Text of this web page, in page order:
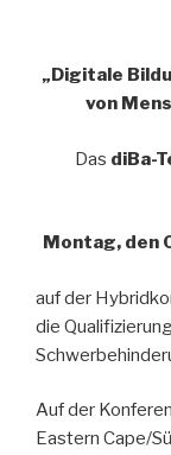
„Digitale
von
Das diBa-
Montag, den
auf der
die
Auf der
Eastern Cape/